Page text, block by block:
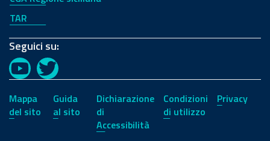
TAR
Seguici su:
YouTubeTwitter
Mappa
del sito
Guida
al sito
Dichiarazione
di
Accessibilità
Condizioni
di utilizzo
Privacy